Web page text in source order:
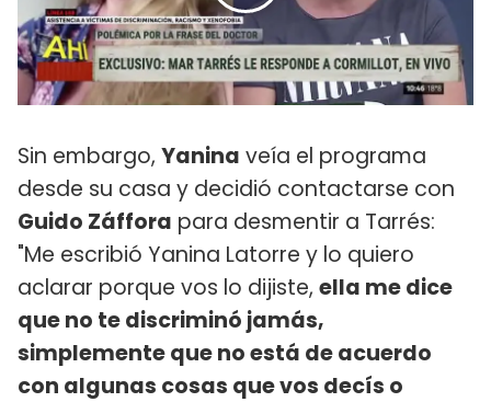
Sin embargo, Yanina veía el programa
desde su casa y decidió contactarse con
Guido Záffora para desmentir a Tarrés:
"Me escribió Yanina Latorre y lo quiero
aclarar porque vos lo dijiste, ella me dice
que no te discriminó jamás,
simplemente que no está de acuerdo
con algunas cosas que vos decís o